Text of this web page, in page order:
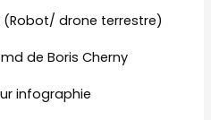
(Robot/ drone terrestre)
de Boris Cherny
infographie